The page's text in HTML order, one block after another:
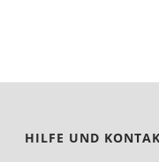
HILFE UND